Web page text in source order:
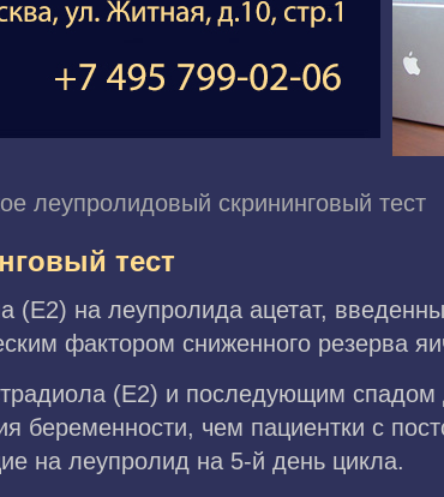
леупролидовый скрининговый тест
тест
(Е2) на леупролида ацетат,
фактором сниженного резерва
(Е2) и последующим спадом
беременности, чем пациентки с
на леупролид на 5-й день цикла.